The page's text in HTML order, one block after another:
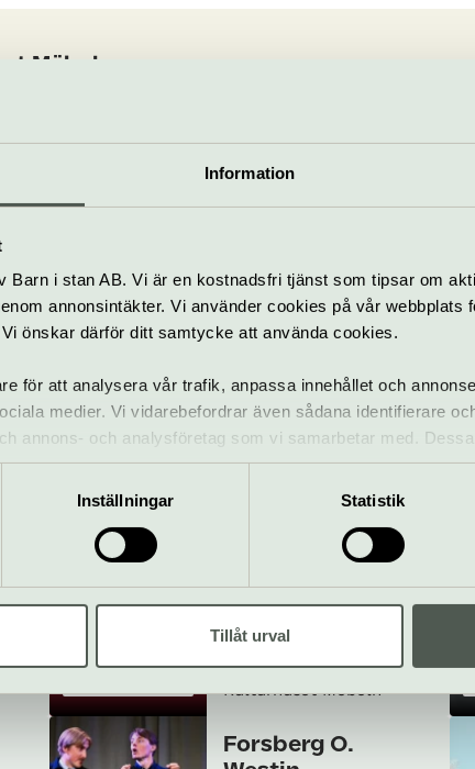
Information
Barn i stan AB. Vi är en kostnadsfri tjänst som tipsar om
annonsintäkter. Vi använder cookies på vår webbplats
önskar därför ditt samtycke att använda cookies.
för att analysera vår trafik, anpassa innehållet och
medier. Vi vidarebefordrar även sådana identifierare
annons- och analysföretag som vi samarbetar med.
som du har tillhandahållit eller som de har samlat in
Inställningar Statistik
Tillåt urval
Möbeln
som händer – Kulturhuset
Tillfällig
Gratis
Kulturhuset Möbeln
Forsberg O.